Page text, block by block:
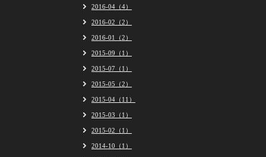
2016-04（4）
2016-02（2）
2016-01（2）
2015-09（1）
2015-07（1）
2015-05（2）
2015-04（11）
2015-03（1）
2015-02（1）
2014-10（1）